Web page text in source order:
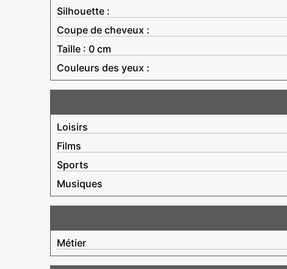
Silhouette :
Coupe de cheveux :
Taille : 0 cm
Couleurs des yeux :
Loisirs
Films
Sports
Musiques
Métier